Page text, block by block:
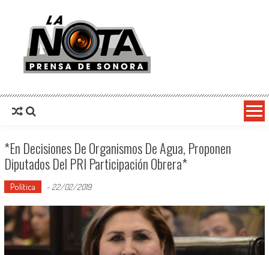
La Nota Prensa De Sonora
*En Decisiones De Organismos De Agua, Proponen
Diputados Del PRI Participación Obrera*
Política - 22/02/2019